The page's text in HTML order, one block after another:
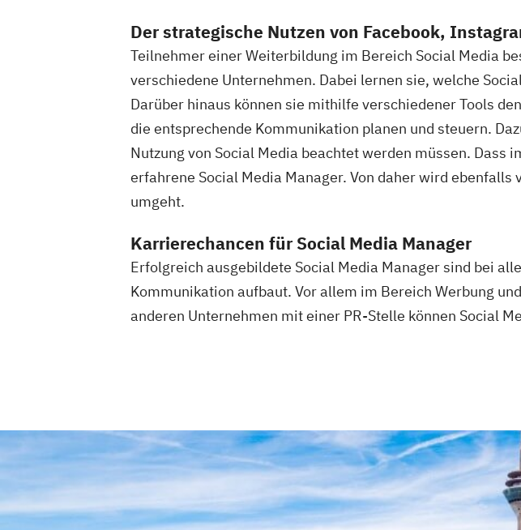
Der strategische Nutzen von Facebook,
Teilnehmer einer Weiterbildung im Bereich Social Media
verschiedene Unternehmen. Dabei lernen sie, welche
Darüber hinaus können sie mithilfe verschiedener Tools
die entsprechende Kommunikation planen und steuern.
Nutzung von Social Media beachtet werden müssen.
erfahrene Social Media Manager. Von daher wird
umgeht.
Karrierechancen für Social Media Manager
Erfolgreich ausgebildete Social Media Manager sind bei
Kommunikation aufbaut. Vor allem im Bereich Werbung
anderen Unternehmen mit einer PR-Stelle können Social